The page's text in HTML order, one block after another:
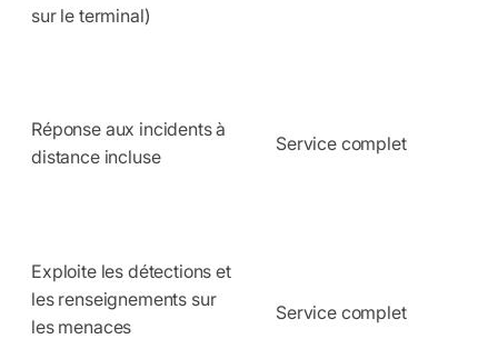
sur le terminal)
Réponse aux incidents à
distance incluse
Service complet
Exploite les détections et
les renseignements sur
les menaces
Service complet